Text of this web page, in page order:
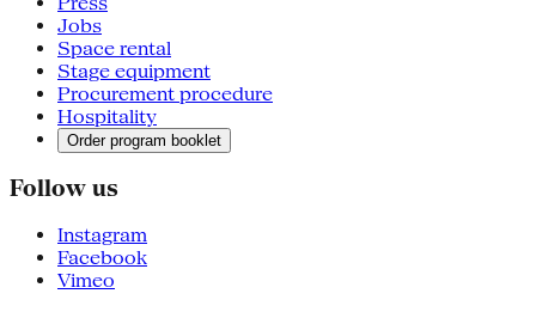
Jobs
Space rental
Stage equipment
Procurement procedure
Hospitality
Order program booklet
Follow us
Instagram
Facebook
Vimeo